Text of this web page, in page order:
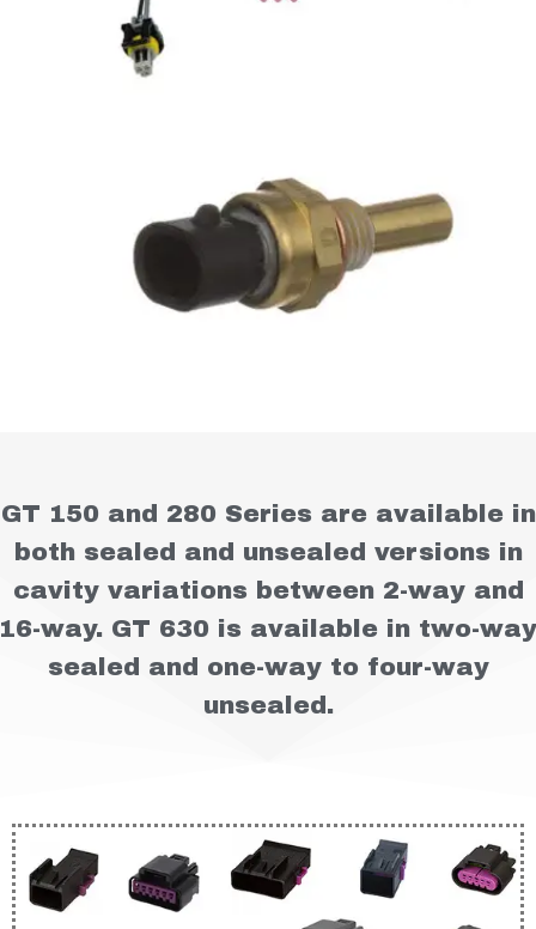
GT 150 and 280 Series are available in
both sealed and unsealed versions in
cavity variations between 2-way and
16-way. GT 630 is available in two-way
sealed and one-way to four-way
unsealed.